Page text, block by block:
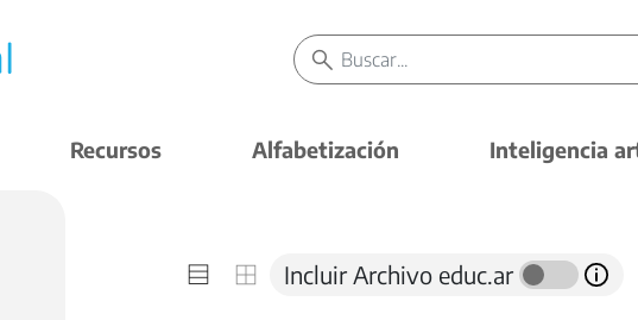
Recursos Alfabetización Inteligencia
Incluir Archivo educ.ar